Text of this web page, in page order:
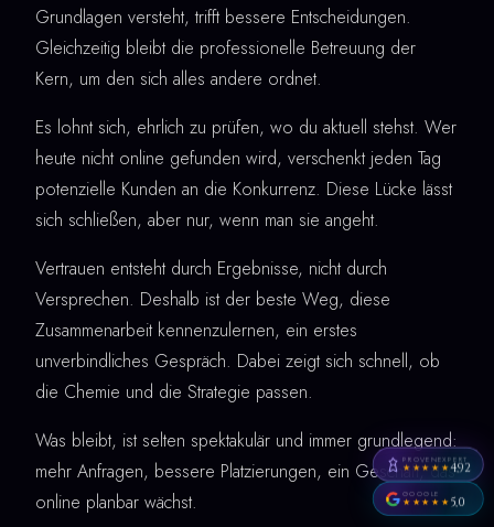
Grundlagen versteht, trifft bessere Entscheidungen.
Gleichzeitig bleibt die professionelle Betreuung der
Kern, um den sich alles andere ordnet.
Es lohnt sich, ehrlich zu prüfen, wo du aktuell stehst. Wer
heute nicht online gefunden wird, verschenkt jeden Tag
potenzielle Kunden an die Konkurrenz. Diese Lücke lässt
sich schließen, aber nur, wenn man sie angeht.
Vertrauen entsteht durch Ergebnisse, nicht durch
Versprechen. Deshalb ist der beste Weg, diese
Zusammenarbeit kennenzulernen, ein erstes
unverbindliches Gespräch. Dabei zeigt sich schnell, ob
die Chemie und die Strategie passen.
Was bleibt, ist selten spektakulär und immer grundlegend:
mehr Anfragen, bessere Platzierungen, ein Geschäft, das
online planbar wächst.
PROVENEXPERT
★★★★★4,92
GOOGLE
★★★★★5,0